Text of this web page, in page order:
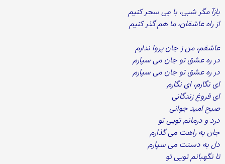
بازآ مگر شبی، با مِی سحر کنیم
از راه عاشقان، ما هم گذر کنیم
عاشقم، من ز جان پروا ندارم
در ره عشق تو جان می سپارم
در ره عشق تو جان می سپارم
ای نگارم، ای نگارم
ای فروغ زندگانی
صبح امید جوانی
درد و درمانم تویی تو
جان به راهت می گذارم
دل به دستت می سپارم
تا نگهبانم تویی تو